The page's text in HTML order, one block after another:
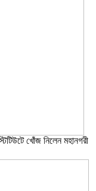
খোঁজ নিলেন মহানগরী